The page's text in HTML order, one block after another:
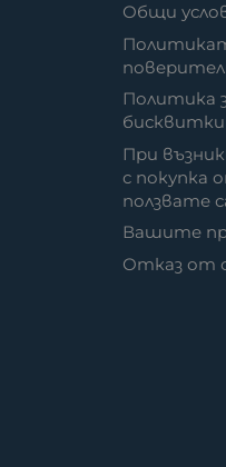
Общи
Политика
бисквитки
При
с покупка
ползвате
Вашите
Отказ от